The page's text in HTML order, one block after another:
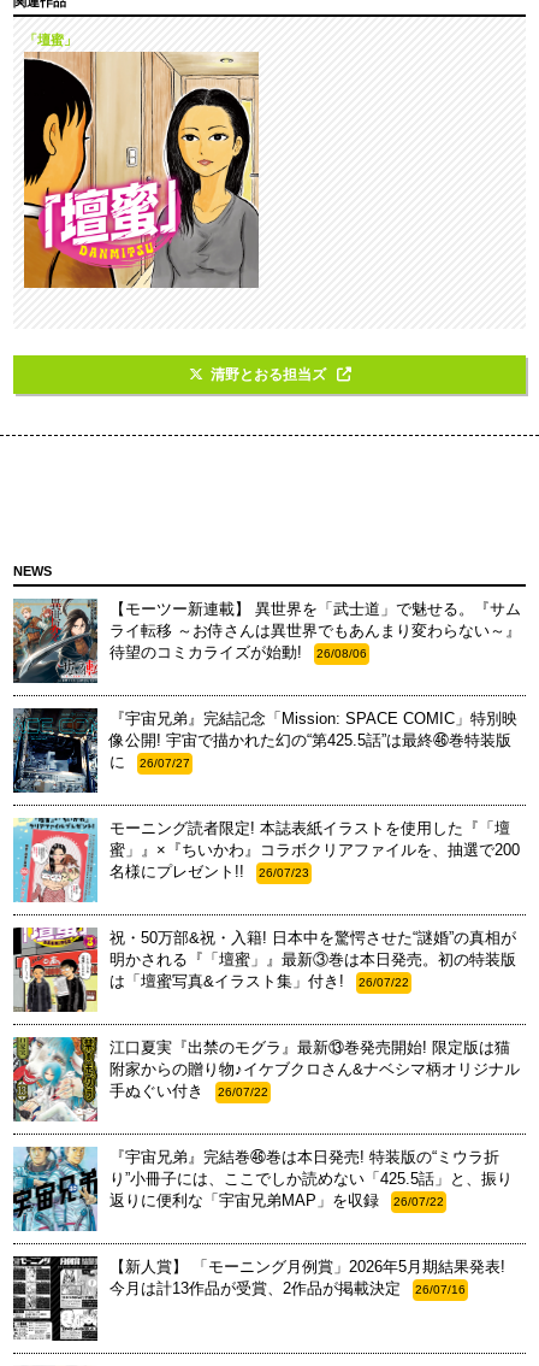
「壇蜜」
清野とおる担当ズ
NEWS
【モーツー新連載】 異世界を「武士道」で魅せる。『サム
ライ転移 ～お侍さんは異世界でもあんまり変わらない～』
待望のコミカライズが始動!
26/08/06
『宇宙兄弟』完結記念「Mission: SPACE COMIC」特別映
像公開! 宇宙で描かれた幻の“第425.5話”は最終㊻巻特装版
に
26/07/27
モーニング読者限定! 本誌表紙イラストを使用した『「壇
蜜」』×『ちいかわ』コラボクリアファイルを、抽選で200
名様にプレゼント!!
26/07/23
祝・50万部&祝・入籍! 日本中を驚愕させた“謎婚”の真相が
明かされる『「壇蜜」』最新③巻は本日発売。初の特装版
は「壇蜜写真&イラスト集」付き!
26/07/22
江口夏実『出禁のモグラ』最新⑬巻発売開始! 限定版は猫
附家からの贈り物♪イケブクロさん&ナベシマ柄オリジナル
手ぬぐい付き
26/07/22
『宇宙兄弟』完結巻㊻巻は本日発売! 特装版の“ミウラ折
り”小冊子には、ここでしか読めない「425.5話」と、振り
返りに便利な「宇宙兄弟MAP」を収録
26/07/22
【新人賞】 「モーニング月例賞」2026年5月期結果発表!
今月は計13作品が受賞、2作品が掲載決定
26/07/16